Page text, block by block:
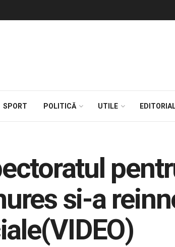
SPORT POLITICĂ UTILE
si-a